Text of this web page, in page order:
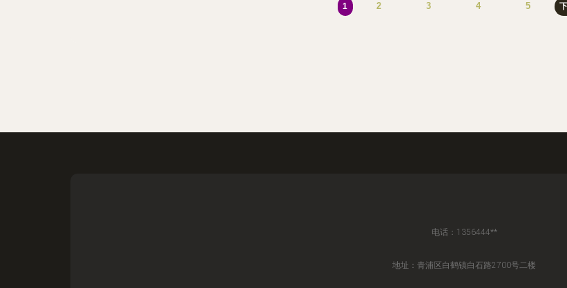
1 2 3 4 5
电话：1356444**
地址：青浦区白鹤镇白石路2700号二楼